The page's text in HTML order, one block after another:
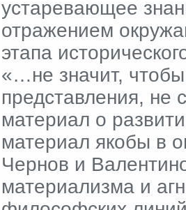
устаревающее
отражением
этапа
«…не значит,
представления,
материал о
материал якобы в
Чернов и
материализма и